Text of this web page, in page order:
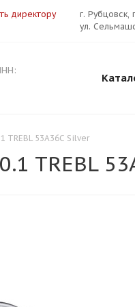
директору
г. Рубцовск,
ул.
TREBL 53A36C Silver
TREBL